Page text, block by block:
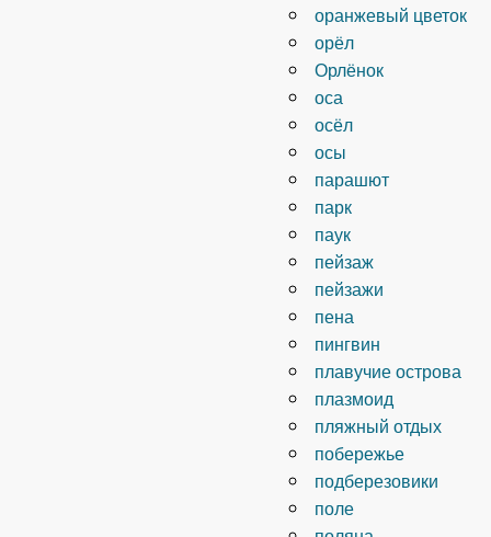
оранжевый цветок
орёл
Орлёнок
оса
осёл
осы
парашют
парк
паук
пейзаж
пейзажи
пена
пингвин
плавучие острова
плазмоид
пляжный отдых
побережье
подберезовики
поле